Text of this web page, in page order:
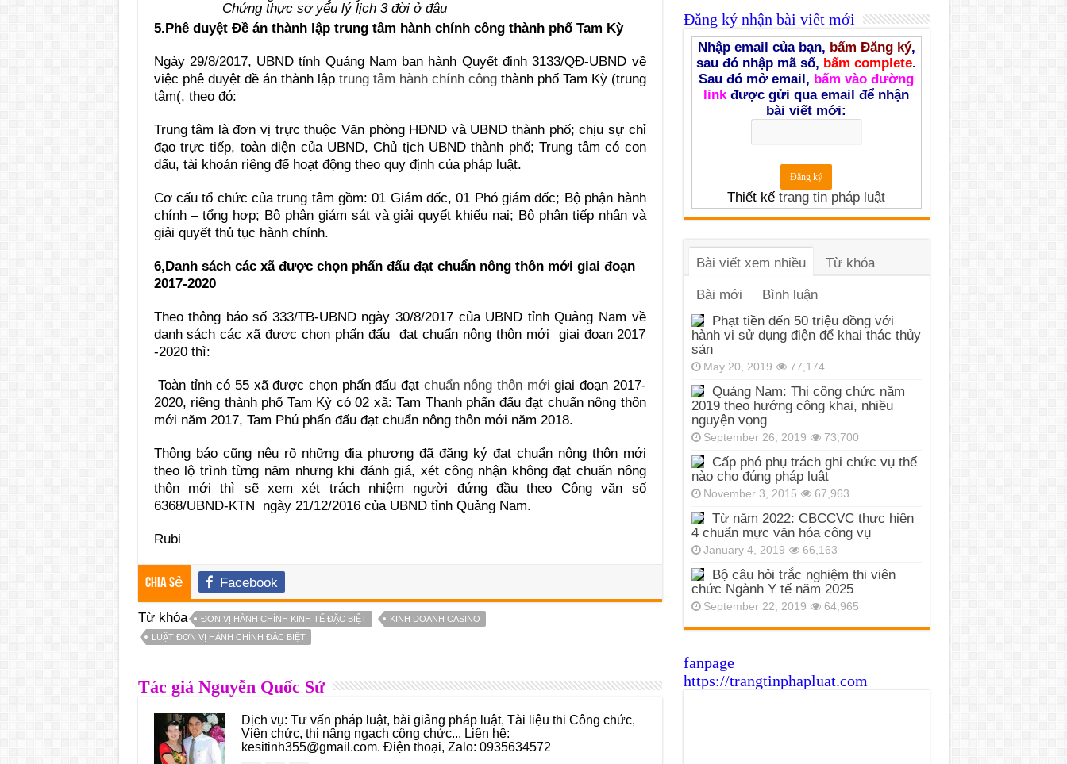
Chứng thực sơ yếu lý lịch 3 đời ở đâu
5.Phê duyệt Đề án thành lập trung tâm hành chính công thành phố Tam Kỳ
Ngày 29/8/2017, UBND tỉnh Quảng Nam ban hành Quyết định 3133/QĐ-UBND về
việc phê duyệt đề án thành lập trung tâm hành chính côngthành phố Tam Kỳ (trung
tâm(, theo đó:
Trung tâm là đơn vị trực thuộc Văn phòng HĐND và UBND thành phố; chịu sự chỉ
đạo trực tiếp, toàn diện của UBND, Chủ tịch UBND thành phố; Trung tâm có con
dấu, tài khoản riêng để hoạt động theo quy định của pháp luật.
Cơ cấu tổ chức của trung tâm gồm: 01 Giám đốc, 01 Phó giám đốc; Bộ phận hành
chính – tổng hợp; Bộ phận giám sát và giải quyết khiếu nại; Bộ phận tiếp nhận và
giải quyết thủ tục hành chính.
6,Danh sách các xã được chọn phấn đấu đạt chuẩn nông thôn mới giai đoạn
2017-2020
Theo thông báo số 333/TB-UBND ngày 30/8/2017 của UBND tỉnh Quảng Nam về
danh sách các xã được chọn phấn đấu đạt chuẩn nông thôn mới giai đoạn 2017
-2020 thì:
Toàn tỉnh có 55 xã được chọn phấn đấu đạt chuẩn nông thôn mới giai đoạn 2017-
2020, riêng thành phố Tam Kỳ có 02 xã: Tam Thanh phấn đấu đạt chuẩn nông thôn
mới năm 2017, Tam Phú phấn đấu đạt chuẩn nông thôn mới năm 2018.
Thông báo cũng nêu rõ những địa phương đã đăng ký đạt chuẩn nông thôn mới
theo lộ trình từng năm nhưng khi đánh giá, xét công nhận không đạt chuẩn nông
thôn mới thì sẽ xem xét trách nhiệm người đứng đầu theo Công văn số
6368/UBND-KTN ngày 21/12/2016 của UBND tỉnh Quảng Nam.
Rubi
Chia sẻ Facebook
Từ khóa ĐƠN VỊ HÀNH CHÍNH KINH TẾ ĐẶC BIỆT
KINH DOANH CASINO
LUẬT ĐƠN VỊ HÀNH CHÍNH ĐẶC BIỆT
Tác giả Nguyễn Quốc Sử
Dịch vụ: Tư vấn pháp luật, bài giảng pháp luật, Tài liệu thi Công chức,
Viên chức, thi nâng ngạch công chức... Liên hệ:
kesitinh355@gmail.com. Điện thoại, Zalo: 0935634572
Đăng ký nhận bài viết mới
Nhập email của bạn, bấm Đăng ký,
sau đó nhập mã số, bấm complete.
Sau đó mở email, bấm vào đường
linkđược gửi qua email để nhận
bài viết mới:
Thiết kế trang tin pháp luật
Bài viết xem nhiều Từ khóa
Bài mới
Bình luận
Phạt tiền đến 50 triệu đồng với
hành vi sử dụng điện để khai thác thủy
sản
May 20, 2019 77,174
Quảng Nam: Thi công chức năm
2019 theo hướng công khai, nhiều
nguyện vọng
September 26, 2019 73,700
Cấp phó phụ trách ghi chức vụ thế
nào cho đúng pháp luật
November 3, 2015 67,963
Từ năm 2022: CBCCVC thực hiện
4 chuẩn mực văn hóa công vụ
January 4, 2019 66,163
Bộ câu hỏi trắc nghiệm thi viên
chức Ngành Y tế năm 2025
September 22, 2019 64,965
fanpage
https://trangtinphapluat.com